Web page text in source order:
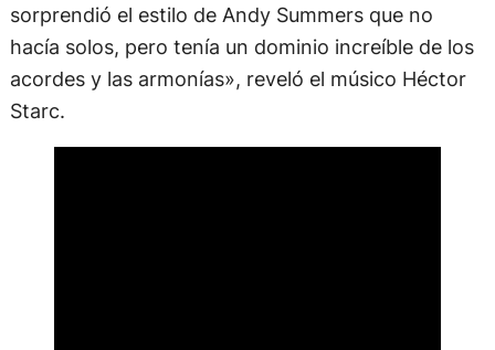
sorprendió el estilo de Andy Summers que no
hacía solos, pero tenía un dominio increíble de los
acordes y las armonías», reveló el músico Héctor
Starc.